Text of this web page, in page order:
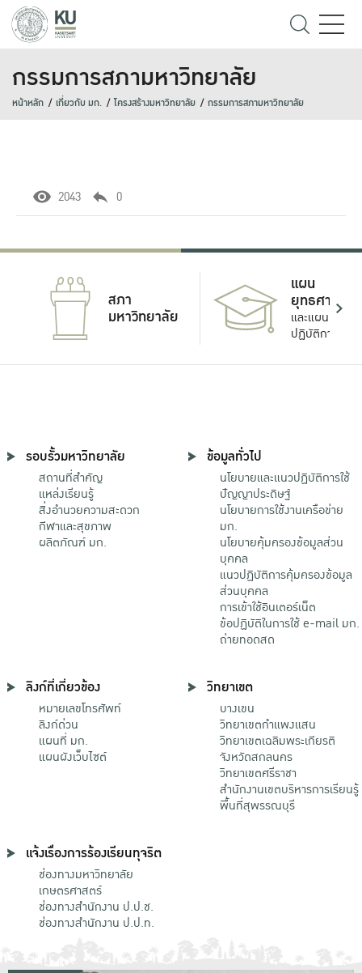
กรรมการสภามหาวิทยาลัย
หน้าหลัก เกี่ยวกับ มก. โครงสร้างมหาวิทยาลัย กรรมการสภามหาวิทยาลัย
2043 0
สภา
มหาวิทยาลัย
แผน
ยุทธศาสตร์
และแผน
ปฏิบัติการ
รอบรั้วมหาวิทยาลัย
สถานที่สำคัญ
แหล่งเรียนรู้
สิ่งอำนวยความสะดวก
กีฬาและสุขภาพ
ผลิตภัณฑ์ มก.
ข้อมูลทั่วไป
นโยบายและแนวปฏิบัติการใช้
ปัญญาประดิษฐ์
นโยบายการใช้งานเครือข่าย
มก.
นโยบายคุ้มครองข้อมูลส่วน
บุคคล
แนวปฏิบัติการคุ้มครองข้อมูล
ส่วนบุคคล
การเข้าใช้อินเตอร์เน็ต
ข้อปฏิบัติในการใช้ e-mail มก.
ถ่ายทอดสด
ลิงก์ที่เกี่ยวข้อง
หมายเลขโทรศัพท์
ลิงก์ด่วน
แผนที่ มก.
แผนผังเว็บไซต์
วิทยาเขต
บางเขน
วิทยาเขตกําแพงแสน
วิทยาเขตเฉลิมพระเกียรติ
จังหวัดสกลนคร
วิทยาเขตศรีราชา
สำนักงานเขตบริหารการเรียนรู้
พื้นที่สุพรรณบุรี
แจ้งเรื่องการร้องเรียนทุจริต
ช่องทางมหาวิทยาลัย
เกษตรศาสตร์
ช่องทางสำนักงาน ป.ป.ช.
ช่องทางสำนักงาน ป.ป.ท.